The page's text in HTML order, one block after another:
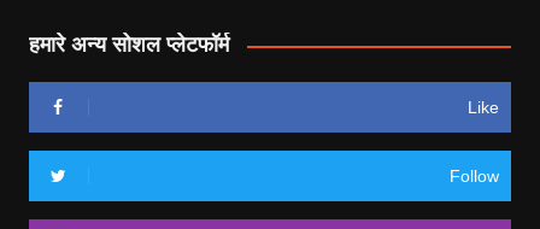
हमारे अन्य सोशल प्लेटफॉर्म
Like
Follow